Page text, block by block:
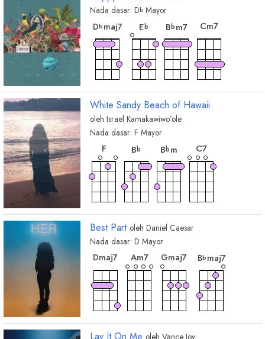
Nada dasar: Db Mayor
Dbmaj7
chord
Eb
chord
Bbm7
Cm7
White Sandy Beach of Hawaii
oleh Israel Kamakawiwo'ole
Nada dasar: F Mayor
F
chord
Bb
chord
Bbm
C7
Best Part oleh Daniel Caesar
Nada dasar: D Mayor
Dmaj7
chord
Am7
chord
Gmaj7
Bbmaj7
oleh Vance Joy